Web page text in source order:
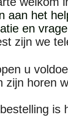
aan het
en
zijn we
u
zijn horen
is